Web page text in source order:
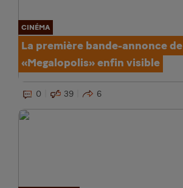
CINÉMA
La première bande-annonce de
«Megalopolis» enfin visible
0 39 6